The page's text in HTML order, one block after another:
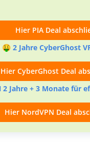
Hier PIA Deal
2 Jahre CyberGhost
Hier CyberGhost Deal
2 Jahre + 3 Monate für
Hier NordVPN Deal